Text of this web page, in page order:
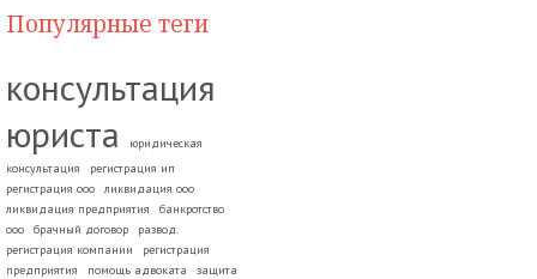
Популярные теги
консультация
юриста
юридическая
консультация
регистрация ип
регистрация ооо
ликвидация ооо
ликвидация предприятия
банкротство
ооо
брачный договор
развод.
регистрация компании
регистрация
предприятия
помощь адвоката
защита